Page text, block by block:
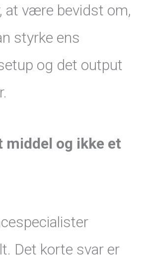
at være bevidst om,
styrke ens
og det output
middel og ikke et
Det korte svar er